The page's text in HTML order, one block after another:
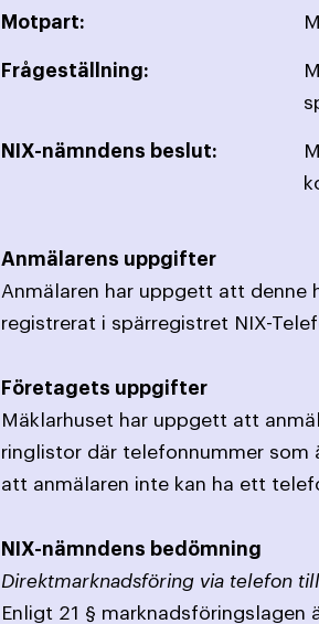
Motpart:
Frågeställning:
NIX-nämndens beslut:
Anmälarens uppgifter
Anmälaren har uppgett att denne
registrerat i spärregistret NIX-
Företagets uppgifter
Mäklarhuset har uppgett att
ringlistor där telefonnummer som
att anmälaren inte kan ha ett
NIX-nämndens bedömning
Direktmarknadsföring via telefon
Enligt 21 §